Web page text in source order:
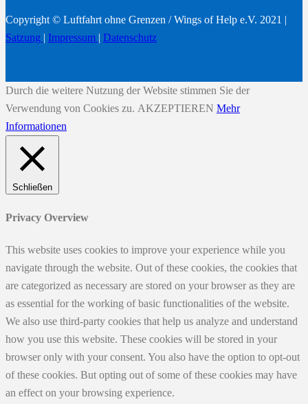
Copyright © Luftfahrt ohne Grenzen / Wings of Help e.V. 2021 |
Satzung | Impressum | Datenschutz
Durch die weitere Nutzung der Website stimmen Sie der
Verwendung von Cookies zu. AKZEPTIEREN Mehr
Informationen
Schließen
Privacy Overview
This website uses cookies to improve your experience while you
navigate through the website. Out of these cookies, the cookies that
are categorized as necessary are stored on your browser as they are
as essential for the working of basic functionalities of the website.
We also use third-party cookies that help us analyze and understand
how you use this website. These cookies will be stored in your
browser only with your consent. You also have the option to opt-out
of these cookies. But opting out of some of these cookies may have
an effect on your browsing experience.